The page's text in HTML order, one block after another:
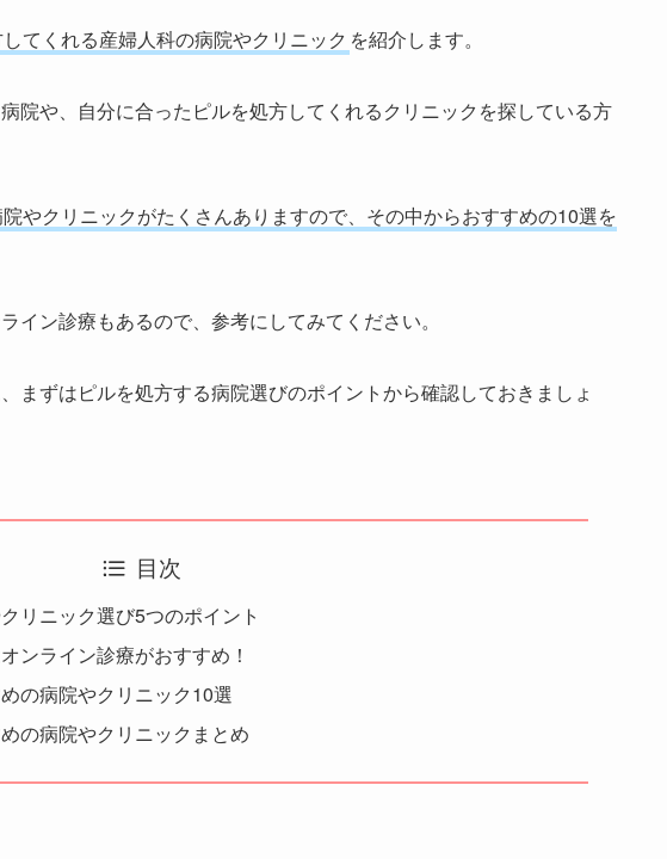
てくれる産婦人科の病院やクリニック を紹介します。
院や、自分に合ったピルを処方してくれるクリニックを探している方
やクリニックがたくさんありますので、その中からおすすめの10選を
イン診療もあるので、参考にしてみてください。
まずはピルを処方する病院選びのポイントから確認しておきましょ
目次
リニック選び5つのポイント
ンライン診療がおすすめ！
の病院やクリニック10選
の病院やクリニックまとめ